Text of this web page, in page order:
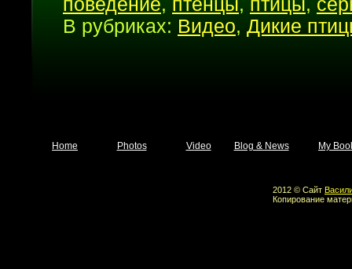
поведение, птенцы, птицы,
В рубриках: Видео, Дикие
Home Photos Video Blog & News My
2012 © Сайт
Копирование